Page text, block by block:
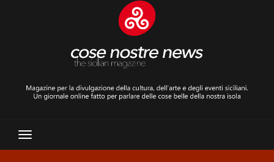
Toggle
Navigation